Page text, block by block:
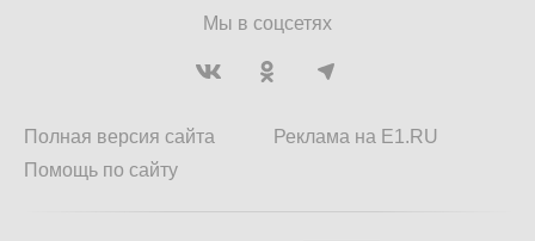
Мы в соцсетях
Полная версия сайта
Помощь по сайту
Реклама на E1.RU